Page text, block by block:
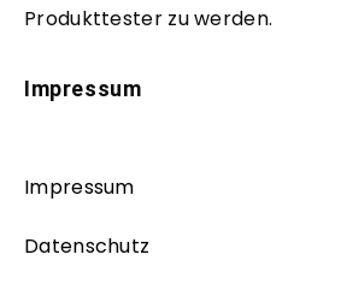
Produkttester zu werden.
Impressum
Impressum
Datenschutz